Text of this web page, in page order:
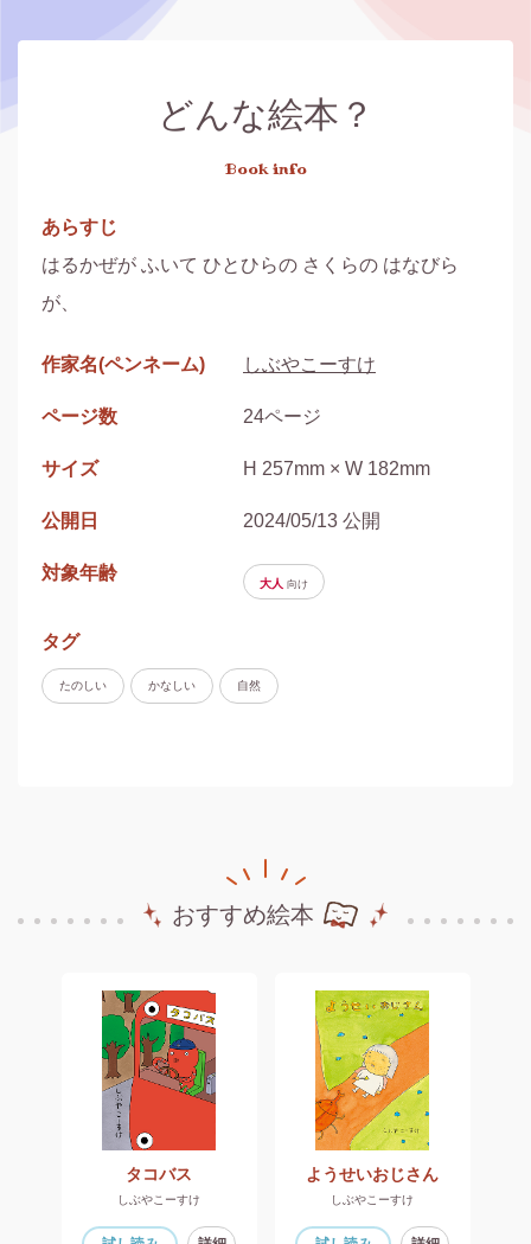
どんな絵本？
Book info
あらすじ
はるかぜが ふいて ひとひらの さくらの はなびら
が、
作家名(ペンネーム) しぶやこーすけ
ページ数 24ページ
サイズ H 257mm × W 182mm
公開日 2024/05/13 公開
対象年齢
大人 向け
タグ
たのしい かなしい 自然
おすすめ絵本
タコバス
しぶやこーすけ
ようせいおじさん
しぶやこーすけ